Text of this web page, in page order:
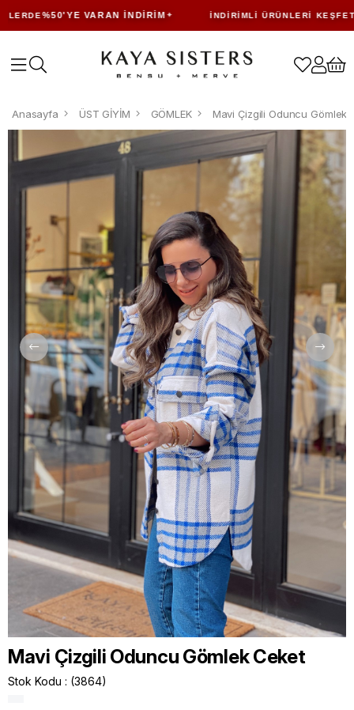
%50'YE VARAN İNDIRIM İNDIRIMLI ÜRÜNLERI KEŞFET
Anasayfa ÜST GİYİM GÖMLEK Mavi Çizgili Oduncu Gömlek
Mavi Çizgili Oduncu Gömlek Ceket
Stok Kodu (3864)